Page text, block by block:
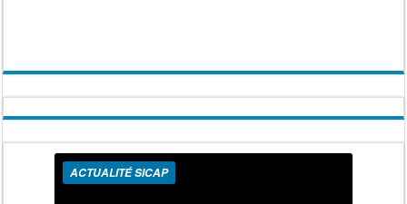
ACTUALITÉ SICAP